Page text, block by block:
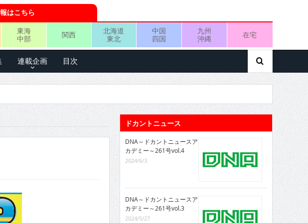
はこちら
東海
中部
関西
北海道
東北
中国
四国
九州
沖縄
在宅
連載企画 目次
ドカントニュース
DNA～ドカントニュースア
カデミー～261号vol.4
2024/6/3
DNA～ドカントニュースア
カデミー～261号vol.3
2024/5/27